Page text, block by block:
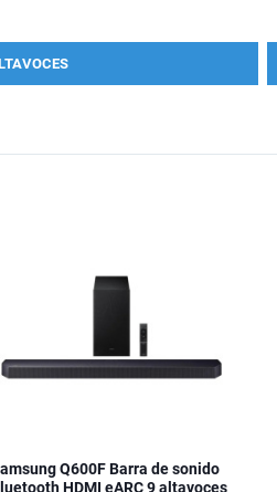
Q600F Barra de sonido
HDMI eARC 9 altavoces